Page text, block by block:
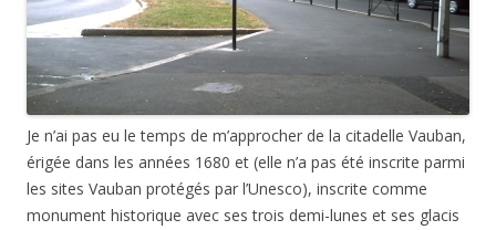
Je n’ai pas eu le temps de m’approcher de la citadelle Vauban,
érigée dans les années 1680 et (elle n’a pas été inscrite parmi
les sites Vauban protégés par l’Unesco), inscrite comme
monument historique avec ses trois demi-lunes et ses glacis